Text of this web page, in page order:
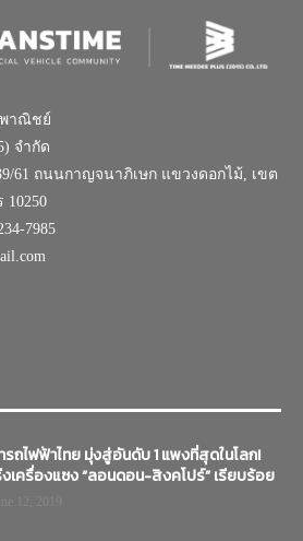
พาณิชย์
จำกัด
61 ถนนกาญจนาภิเษก แขวงดอกไม้, เขต
10250
7985
รถไฟฟ้าไทย มุ่งสู่อันดับ 1 แพงที่สุดในโลก!
งเครื่องแซง “ลอนดอน-สิงคโปร์” เรียบร้อย